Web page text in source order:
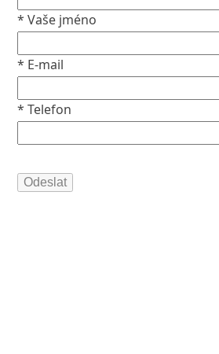
* Vaše jméno
* E-mail
* Telefon